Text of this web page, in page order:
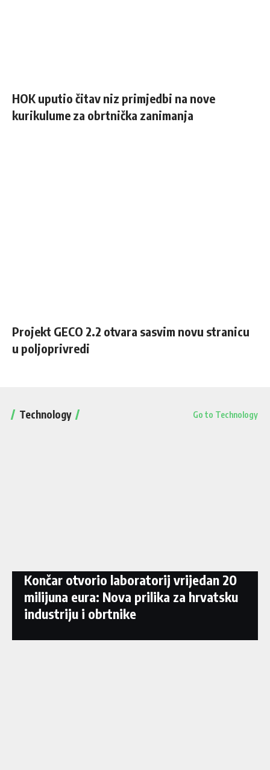
Windows 11: An Overhaul in Progress
HOK uputio čitav niz primjedbi na nove
kurikulume za obrtnička zanimanja
Projekt GECO 2.2 otvara sasvim novu stranicu
u poljoprivredi
Technology Go to Technology
Končar otvorio laboratorij vrijedan 20
milijuna eura: Nova prilika za hrvatsku
industriju i obrtnike